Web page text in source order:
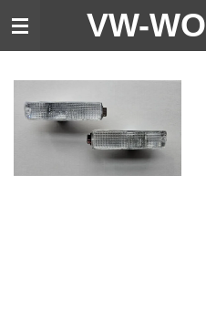
Ga
de
hoofdinhoud
VW-WO